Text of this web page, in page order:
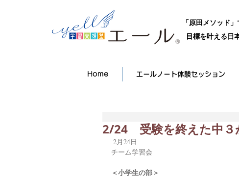
「原田メソッド」
目標を叶える日
Home エールノート体験セッション
2/24 受験を終えた中３
2月24日
チーム学習会
＜小学生の部＞